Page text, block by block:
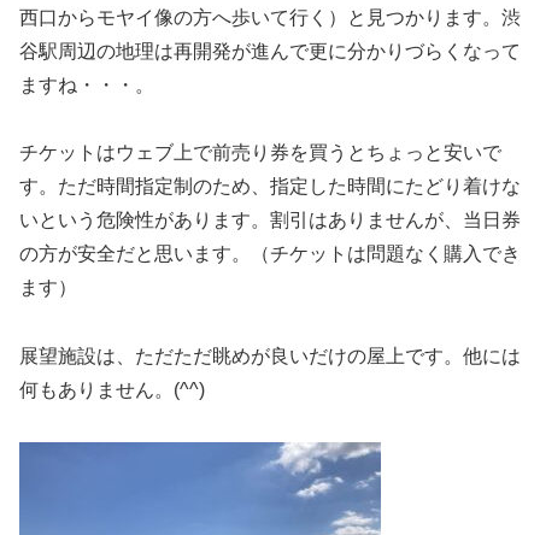
西口からモヤイ像の方へ歩いて行く）と見つかります。渋
谷駅周辺の地理は再開発が進んで更に分かりづらくなって
ますね・・・。
チケットはウェブ上で前売り券を買うとちょっと安いで
す。ただ時間指定制のため、指定した時間にたどり着けな
いという危険性があります。割引はありませんが、当日券
の方が安全だと思います。（チケットは問題なく購入でき
ます）
展望施設は、ただただ眺めが良いだけの屋上です。他には
何もありません。(^^)